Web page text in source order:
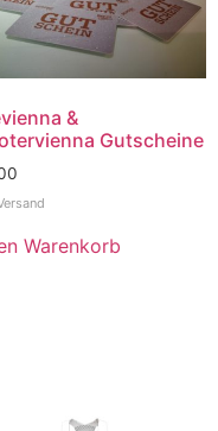
&
Gutscheine
Warenkorb